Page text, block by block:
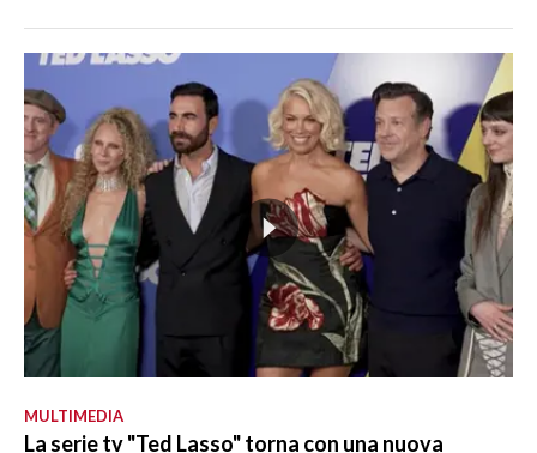
MULTIMEDIA
La serie tv "Ted Lasso" torna con una nuova